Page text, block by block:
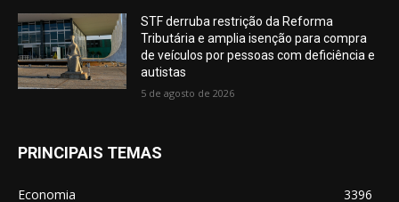
STF derruba restrição da Reforma
Tributária e amplia isenção para compra
de veículos por pessoas com deficiência e
autistas
5 de agosto de 2026
PRINCIPAIS TEMAS
Economia
3396